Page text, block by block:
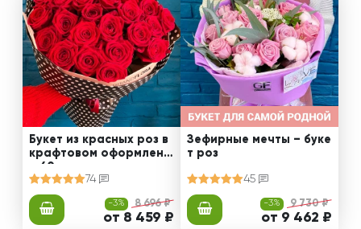
Букет из красных роз в
крафтовом оформлени
и 60 см
74
-3% 8 696 ₽
от 8 459 ₽
Зефирные мечты – буке
т роз
45
-3% 9 730 ₽
от 9 462 ₽